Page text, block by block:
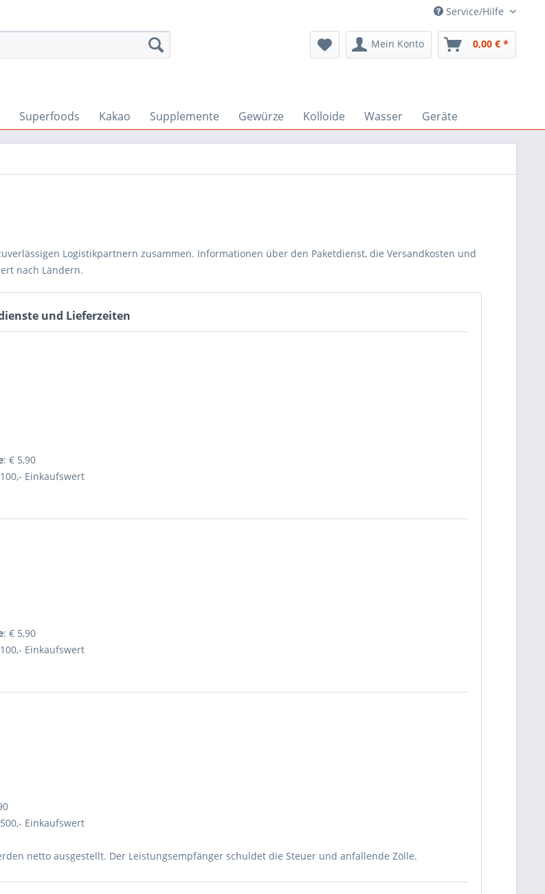
Service/Hilfe
Mein Konto 0,00 € *
Superfoods Kakao Supplemente Gewürze Kolloide Wasser Geräte
Logistikpartnern zusammen. Informationen über den Paketdienst, die Versandkosten und
nach Ländern.
und Lieferzeiten
: € 5,90
Einkaufswert
: € 5,90
Einkaufswert
Einkaufswert
netto ausgestellt. Der Leistungsempfänger schuldet die Steuer und anfallende Zölle.